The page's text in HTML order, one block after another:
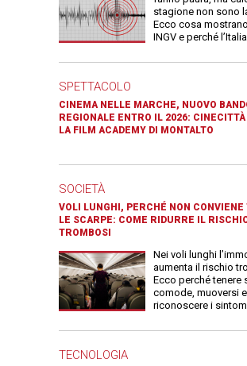
stagione non sono
Ecco cosa
INGV e perché
SPETTACOLO
CINEMA NELLE MARCHE, NUOVO
REGIONALE ENTRO IL 2026:
LA FILM ACADEMY DI MONTALTO
SOCIETÀ
VOLI LUNGHI, PERCHÉ NON CONVIENE
LE SCARPE: COME RIDURRE IL
TROMBOSI
Nei voli lunghi
aumenta il rischio
Ecco perché tenere
comode, muoversi e
riconoscere i
TECNOLOGIA